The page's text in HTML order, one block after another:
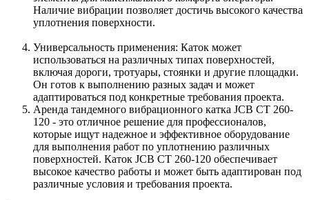
Наличие вибрации позволяет достичь высокого качества
уплотнения поверхности.
Универсальность применения: Каток может
использоваться на различных типах поверхностей,
включая дороги, тротуары, стоянки и другие площадки.
Он готов к выполнению разных задач и может
адаптироваться под конкретные требования проекта.
Аренда тандемного вибрационного катка JCB CT 260-
120 - это отличное решение для профессионалов,
которые ищут надежное и эффективное оборудование
для выполнения работ по уплотнению различных
поверхностей. Каток JCB CT 260-120 обеспечивает
высокое качество работы и может быть адаптирован под
различные условия и требования проекта.